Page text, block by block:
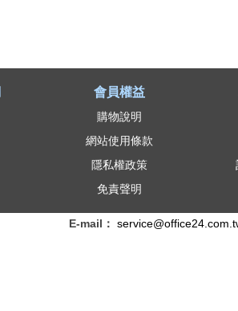
會員權益
購物說明
網站使用條款
隱私權政策
免責聲明
E-mail：